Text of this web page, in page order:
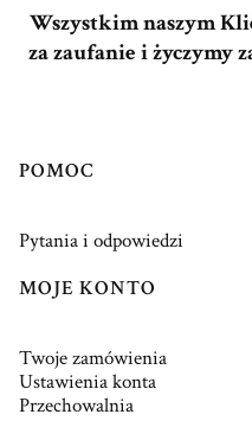
Wszystkim naszym
za zaufanie i życzymy
Linki w stopce
POMOC
Pytania i odpowiedzi
MOJE KONTO
Twoje zamówienia
Ustawienia konta
Przechowalnia